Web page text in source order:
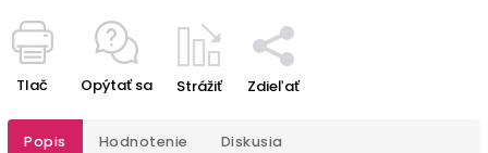
Tlač Opýtať sa Strážiť Zdieľať
Popis Hodnotenie Diskusia